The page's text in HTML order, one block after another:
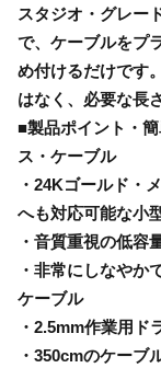
スタジオ・グレー
で、ケーブルをプ
め付けるだけです
はなく、必要な長
■製品ポイント・
ス・ケーブル
・24Kゴールド・
へも対応可能な小
・音質重視の低容
・非常にしなやか
ケーブル
・2.5mm作業用ド
・350cmのケーブ